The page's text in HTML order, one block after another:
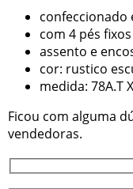
confeccionado
com 4 pés fixos
assento e
cor: rustico
medida: 78A.T
Ficou com alguma
vendedoras.